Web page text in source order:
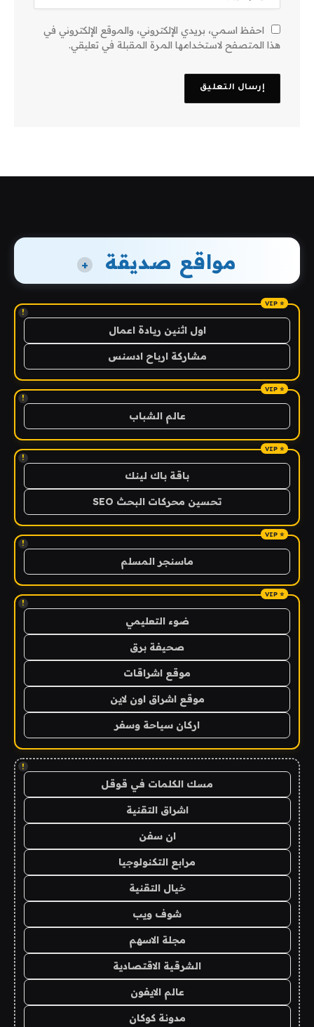
احفظ اسمي، بريدي الإلكتروني، والموقع الإلكتروني في
هذا المتصفح لاستخدامها المرة المقبلة في تعليقي.
مواقع صديقة +
!
اول اثنين ريادة اعمال
مشاركة ارباح ادسنس
!
عالم الشباب
!
باقة باك لينك
تحسين محركات البحث SEO
!
ماسنجر المسلم
!
ضوء التعليمي
صحيفة برق
موقع اشراقات
موقع اشراق اون لاين
اركان سياحة وسفر
!
مسك الكلمات في قوقل
اشراق التقنية
ان سفن
مرابع التكنولوجيا
خيال التقنية
شوف ويب
مجلة الاسهم
الشرقية الاقتصادية
عالم الايفون
مدونة كوكان